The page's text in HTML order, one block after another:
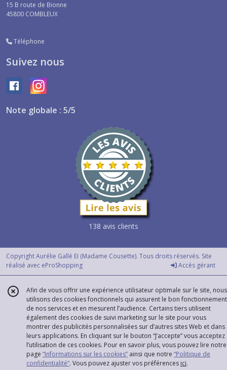
15 B route de Bionne
45800 COMBLEUX
Téléphone
Suivez nous
Note globale : 5/5
138 avis clients
Copyright Aurélie Gallé EI (Madame Cousette). Tous droits réservés. Site
réalisé avec eProShopping Accès gérant
Afin de vous offrir une expérience utilisateur optimale sur le site, nous
utilisons des cookies fonctionnels qui assurent le bon fonctionnement
de nos services et en mesurent l’audience. Certains tiers utilisent
également des cookies de suivi marketing sur le site pour vous
montrer des publicités personnalisées sur d’autres sites Web et dans
leurs applications. En cliquant sur le bouton “J’accepte” vous acceptez
l’utilisation de ces cookies. Pour en savoir plus, vous pouvez lire notre
page “Informations sur les cookies” ainsi que notre “Politique de
confidentialité“. Vous pouvez ajuster vos préférences ici.